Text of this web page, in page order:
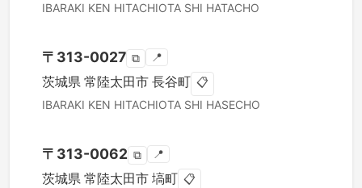
IBARAKI KEN HITACHIOTA SHI HATACHO
〒 313-0027 ⧉ 📍
茨城県 常陸太田市 長谷町 📋
IBARAKI KEN HITACHIOTA SHI HASECHO
〒 313-0062 ⧉ 📍
茨城県 常陸太田市 塙町 📋